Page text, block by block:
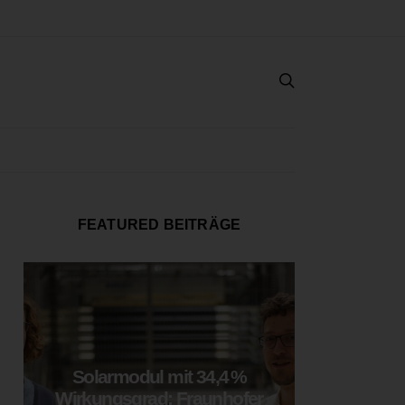
FEATURED BEITRÄGE
Solarmodul mit 34,4 %
Wirkungsgrad: Fraunhofer